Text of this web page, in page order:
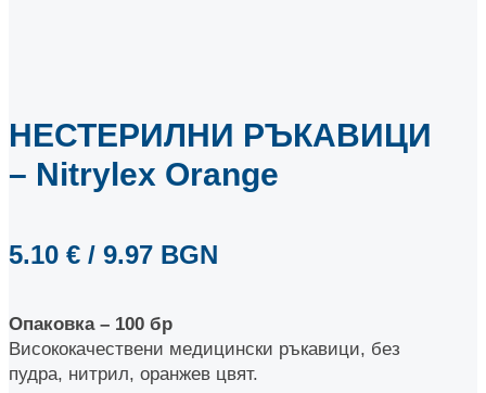
НЕСТЕРИЛНИ РЪКАВИЦИ
– Nitrylex Orange
5.10 € / 9.97 BGN
Опаковка – 100 бр
Висококачествени медицински ръкавици, без
пудра, нитрил, оранжев цвят.